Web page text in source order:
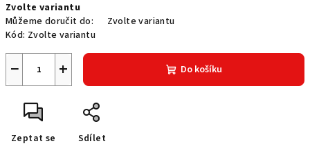
cena:
Zvolte variantu
Můžeme doručit do:
Zvolte variantu
Kód: Zvolte variantu
+
− Do košíku
Zeptat se Sdílet